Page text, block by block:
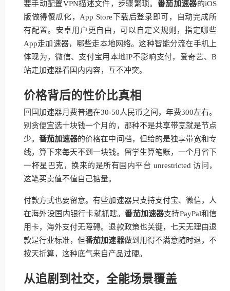
要手动配置VPN描述文件，步骤繁琐。 番茄加速器的iOS
版做得傻瓜化，App Store下载后登录即可，自动完成所
有配置。安卓用户更自由，可以自定义规则，指定哪些
App走加速器，哪些走本地网络。这种智能分流在手机上
体现为，微信、支付宝用本地IP不影响支付，爱奇艺、B
站走加速器看国内内容，互不冲突。
价格背后的性价比真相
回国加速器月费普遍在30-50人民币之间，年费300左右。
别贪便宜选十块钱一个月的，那种不是共享带宽就是节点
少。番茄加速器的价格在中间档，但给的是独享带宽和专
线，算下来每天不到一块钱。留学生算笔账，一个月省下
一杯星巴克，换来的是所有国内平台 unrestricted 访问，
这笔买卖值不值自己掂量。
付款方式也要留意。有些加速器只支持支付宝、微信，人
在海外没国内银行卡就抓瞎。番茄加速器支持PayPal和信
用卡，海外支付无障碍。退款政策也关键，七天无理由退
款是行业标准，但番茄加速器做到用得不满意随时退，不
按天折算，这种底气来自产品过硬。
从追剧到社交，全能场景覆盖